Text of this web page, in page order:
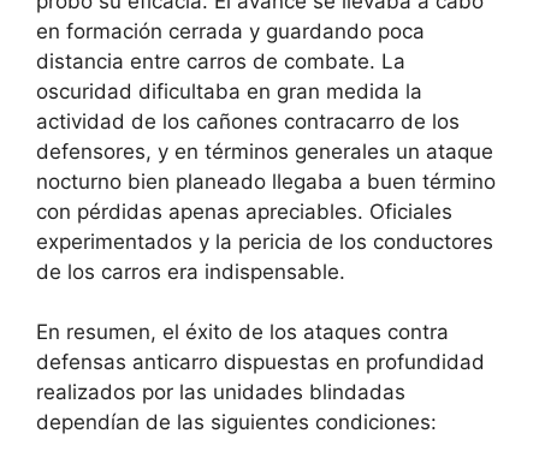
en formación cerrada y guardando poca
distancia entre carros de combate. La
oscuridad dificultaba en gran medida la
actividad de los cañones contracarro de los
defensores, y en términos generales un ataque
nocturno bien planeado llegaba a buen término
con pérdidas apenas apreciables. Oficiales
experimentados y la pericia de los conductores
de los carros era indispensable.
En resumen, el éxito de los ataques contra
defensas anticarro dispuestas en profundidad
realizados por las unidades blindadas
dependían de las siguientes condiciones: